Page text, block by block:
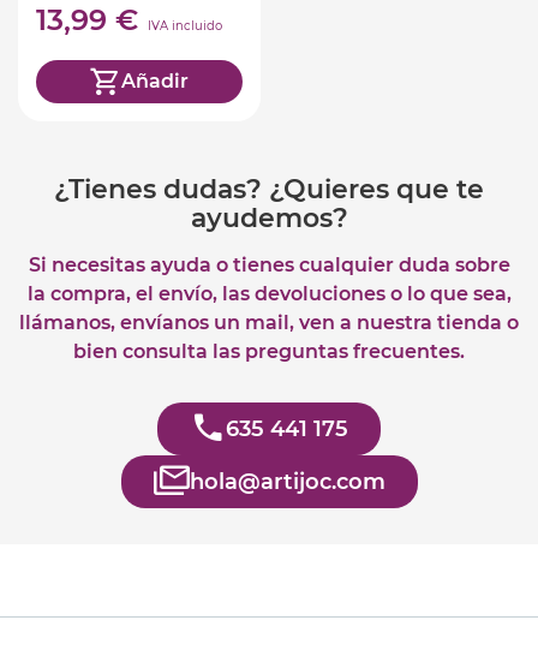
13,99 € IVA incluido
Añadir
¿Tienes dudas? ¿Quieres que te
ayudemos?
Si necesitas ayuda o tienes cualquier duda sobre
la compra, el envío, las devoluciones o lo que sea,
llámanos, envíanos un mail, ven a nuestra tienda o
bien consulta las preguntas frecuentes.
635 441 175
hola@artijoc.com